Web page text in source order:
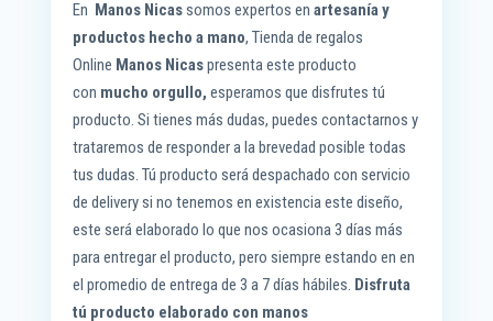
En Manos Nicassomos expertos en artesanía y
productos hecho a mano, Tienda de regalos
Online Manos Nicaspresenta este producto
con mucho orgullo, esperamos que disfrutes tú
producto. Si tienes más dudas, puedes contactarnos y
trataremos de responder a la brevedad posible todas
tus dudas. Tú producto será despachado con servicio
de delivery si no tenemos en existencia este diseño,
este será elaborado lo que nos ocasiona 3 días más
para entregar el producto, pero siempre estando en en
el promedio de entrega de 3 a 7 días hábiles. Disfruta
tú producto elaborado con manos